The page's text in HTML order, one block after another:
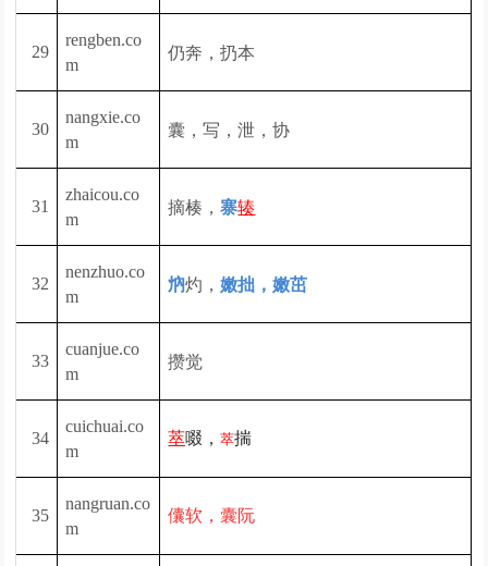
29
rengben.co
m
仍奔，扔本
30
nangxie.co
m
囊，写，泄，协
31
zhaicou.co
m
摘楱，寨辏
32
nenzhuo.co
m
㶧灼，嫩拙，嫩茁
33
cuanjue.co
m
攒觉
34
cuichuai.co
m
萃啜，萃揣
35
nangruan.co
m
儾软，囊阮